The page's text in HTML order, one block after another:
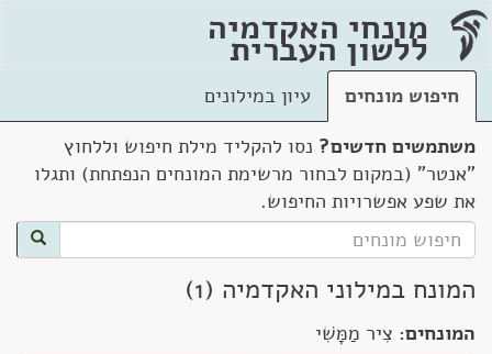
מונחי האקדמיה
ללשון העברית
חיפוש מונחים
עיון במילונים
משתמשים חדשים? נסו להקליד מילת חיפוש וללחוץ
"אנטר" (במקום לבחור מרשימת המונחים הנפתחת) ותגלו
את שפע אפשרויות החיפוש.
המונח במילוני האקדמיה (1)
המונחים: צִיר מַמָּשִׁי